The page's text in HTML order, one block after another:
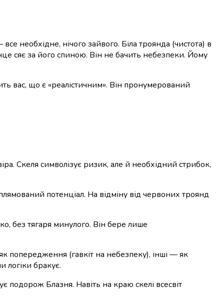
необхідне, нічого зайвого. Біла троянда (чистота) в
сяє за його спиною. Він не бачить небезпеки. Йому
вас, що є «реалістичним». Він пронумерований
Скеля символізує ризик, але й необхідний стрибок,
потенціал. На відміну від червоних троянд
без тягаря минулого. Він бере лише
попередження (гавкіт на небезпеку), інші — як
логіки бракує.
подорож Блазня. Навіть на краю скелі всесвіт